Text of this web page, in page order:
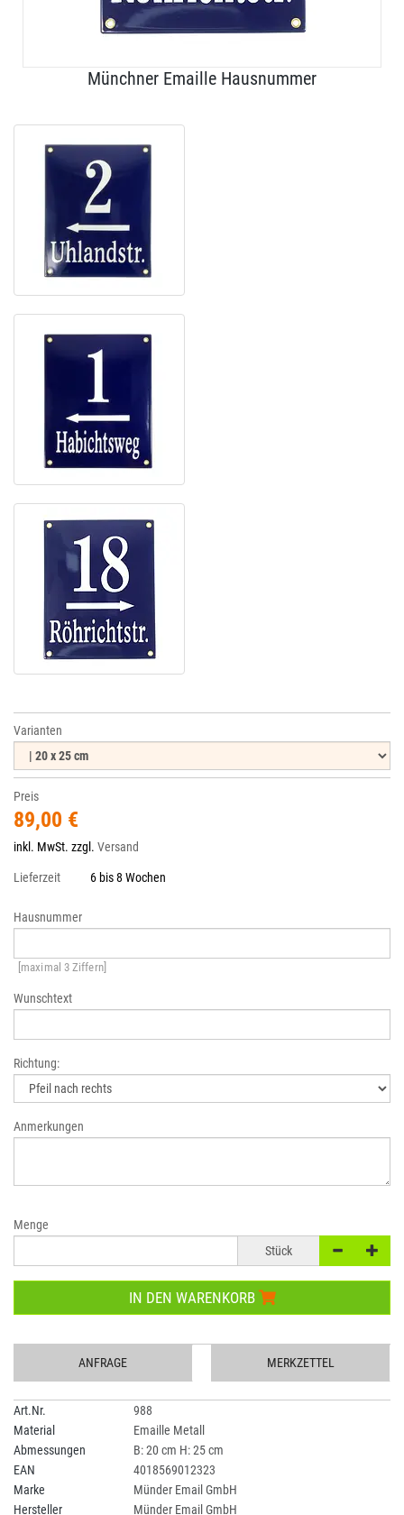
Münchner Emaille Hausnummer
Varianten
Preis
89,00 €
inkl. MwSt. zzgl. Versand
Lieferzeit 6 bis 8 Wochen
Hausnummer
[maximal 3 Ziffern]
Wunschtext
Richtung:
Anmerkungen
Menge
Stück
IN DEN WARENKORB
ANFRAGE MERKZETTEL
Art.Nr.
988
Material
Emaille Metall
Abmessungen
B: 20 cm H: 25 cm
EAN
4018569012323
Marke
Münder Email GmbH
Hersteller
Münder Email GmbH